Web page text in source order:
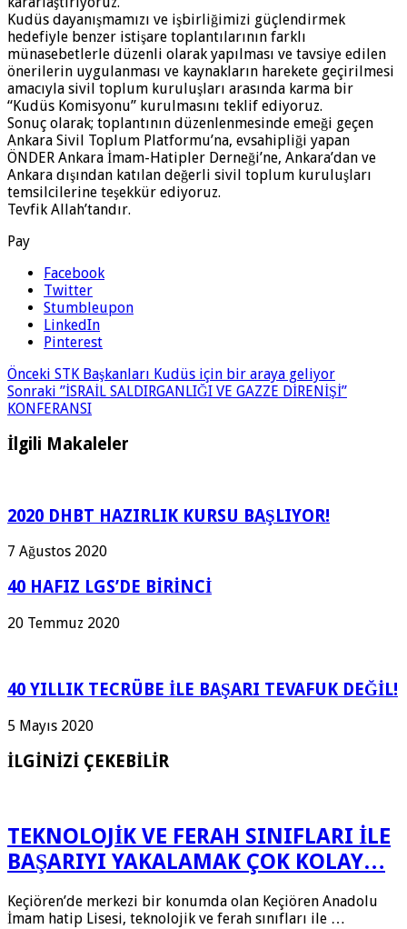
Kudüs dayanışmamızı ve işbirliğimizi güçlendirmek
hedefiyle benzer istişare toplantılarının farklı
münasebetlerle düzenli olarak yapılması ve tavsiye edilen
önerilerin uygulanması ve kaynakların harekete geçirilmesi
amacıyla sivil toplum kuruluşları arasında karma bir
“Kudüs Komisyonu” kurulmasını teklif ediyoruz.
Sonuç olarak; toplantının düzenlenmesinde emeği geçen
Ankara Sivil Toplum Platformu’na, evsahipliği yapan
ÖNDER Ankara İmam-Hatipler Derneği’ne, Ankara’dan ve
Ankara dışından katılan değerli sivil toplum kuruluşları
temsilcilerine teşekkür ediyoruz.
Tevfik Allah’tandır.
Pay
Facebook
Twitter
Stumbleupon
LinkedIn
Pinterest
Önceki STK Başkanları Kudüs için bir araya geliyor
Sonraki ”İSRAİL SALDIRGANLIĞI VE GAZZE DİRENİŞİ”
KONFERANSI
İlgili Makaleler
2020 DHBT HAZIRLIK KURSU BAŞLIYOR!
7 Ağustos 2020
40 HAFIZ LGS’DE BİRİNCİ
20 Temmuz 2020
40 YILLIK TECRÜBE İLE BAŞARI TEVAFUK DEĞİL!
5 Mayıs 2020
İLGİNİZİ ÇEKEBİLİR
TEKNOLOJİK VE FERAH SINIFLARI İLE
BAŞARIYI YAKALAMAK ÇOK KOLAY…
Keçiören’de merkezi bir konumda olan Keçiören Anadolu
İmam hatip Lisesi, teknolojik ve ferah sınıfları ile …